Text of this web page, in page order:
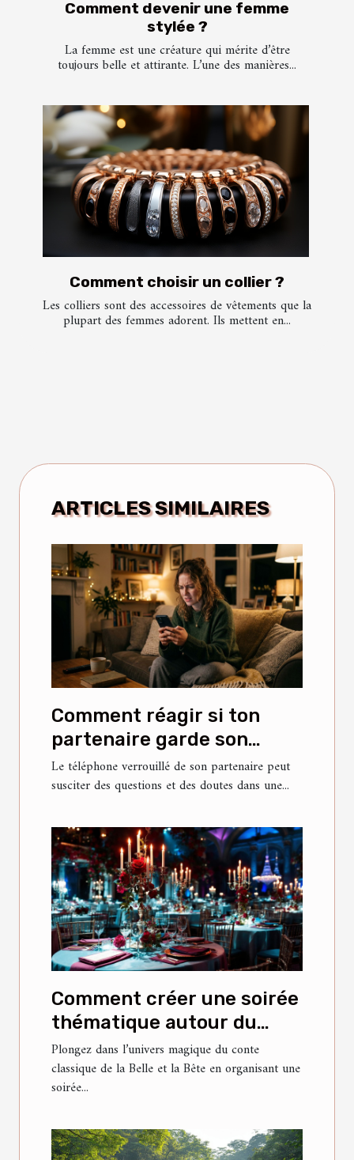
Comment devenir une femme
stylée ?
La femme est une créature qui mérite d’être
toujours belle et attirante. L’une des manières...
Comment choisir un collier ?
Les colliers sont des accessoires de vêtements que la
plupart des femmes adorent. Ils mettent en...
ARTICLES SIMILAIRES
Comment réagir si ton
partenaire garde son
téléphone verrouillé ?
Le téléphone verrouillé de son partenaire peut
susciter des questions et des doutes dans une...
Comment créer une soirée
thématique autour du
conte classique de la Belle
et la Bête ?
Plongez dans l’univers magique du conte
classique de la Belle et la Bête en organisant une
soirée...